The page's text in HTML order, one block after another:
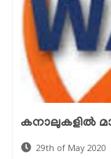
കനാലുകളില്‍
29th of May 2020